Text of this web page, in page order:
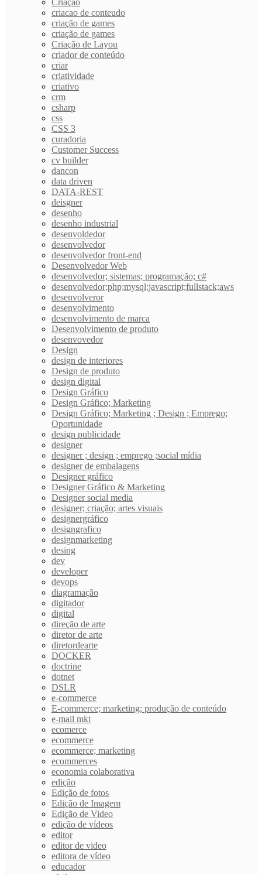
Criação
criacao de conteudo
criação de games
criação de games
Criação de Layou
criador de conteúdo
criar
criatividade
criativo
crm
csharp
css
CSS 3
curadoria
Customer Success
cv builder
dancon
data driven
DATA-REST
deisgner
desenho
desenho industrial
desenvoldedor
desenvolvedor
desenvolvedor front-end
Desenvolvedor Web
desenvolvedor; sistemas; programação; c#
desenvolvedor;php;mysql;javascript;fullstack;aws
desenvolveror
desenvolvimento
desenvolvimento de marca
Desenvolvimento de produto
desenvovedor
Design
design de interiores
Design de produto
design digital
Design Gráfico
Design Gráfico; Marketing
Design Gráfico; Marketing ; Design ; Emprego;
Oportunidade
design publicidade
designer
designer ; design ; emprego ;social mídia
designer de embalagens
Designer gráfico
Designer Gráfico & Marketing
Designer social media
designer; criação; artes visuais
designergráfico
designgrafico
designmarketing
desing
dev
developer
devops
diagramação
digitador
digital
direção de arte
diretor de arte
diretordearte
DOCKER
doctrine
dotnet
DSLR
e-commerce
E-commerce; marketing; produção de conteúdo
e-mail mkt
ecomerce
ecommerce
ecommerce; marketing
ecommerces
economia colaborativa
edição
Edição de fotos
Edição de Imagem
Edição de Video
edição de vídeos
editor
editor de video
editora de vídeo
educador